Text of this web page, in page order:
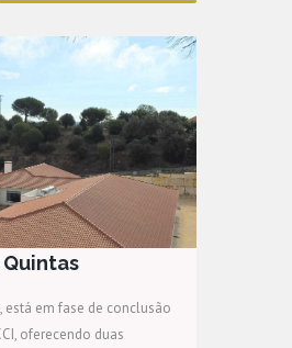
está em fase de conclusão
oferecendo duas